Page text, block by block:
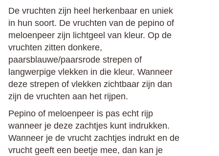
De vruchten zijn heel herkenbaar en uniek
in hun soort. De vruchten van de pepino of
meloenpeer zijn lichtgeel van kleur. Op de
vruchten zitten donkere,
paarsblauwe/paarsrode strepen of
langwerpige vlekken in die kleur. Wanneer
deze strepen of vlekken zichtbaar zijn dan
zijn de vruchten aan het rijpen.
Pepino of meloenpeer is pas echt rijp
wanneer je deze zachtjes kunt indrukken.
Wanneer je de vrucht zachtjes indrukt en de
vrucht geeft een beetje mee, dan kan je